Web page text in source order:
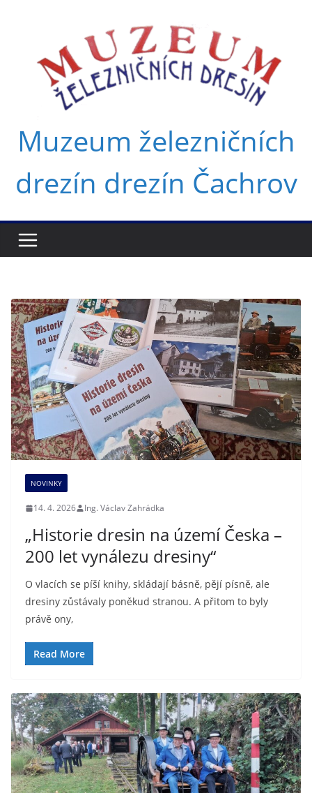
Muzeum železničních
drezín drezín Čachrov
NOVINKY
14. 4. 2026 Ing. Václav Zahrádka
„Historie dresin na území Česka –
200 let vynálezu dresiny“
O vlacích se píší knihy, skládají básně, pějí písně, ale
dresiny zůstávaly poněkud stranou. A přitom to byly
právě ony,
Read More